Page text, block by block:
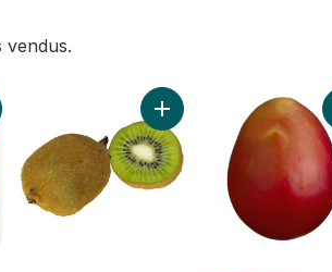
vendus.
Framboises, demi-pinte au panier
Ajouter Kiwis au panier